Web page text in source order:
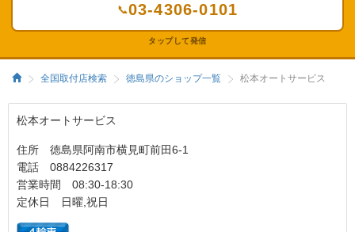
📞03-4306-0101
タップして発信
全国取付店検索 徳島県のショップ一覧 松本オートサービス
松本オートサービス
住所 徳島県阿南市横見町前田6-1
電話 0884226317
営業時間 08:30-18:30
定休日 日曜,祝日